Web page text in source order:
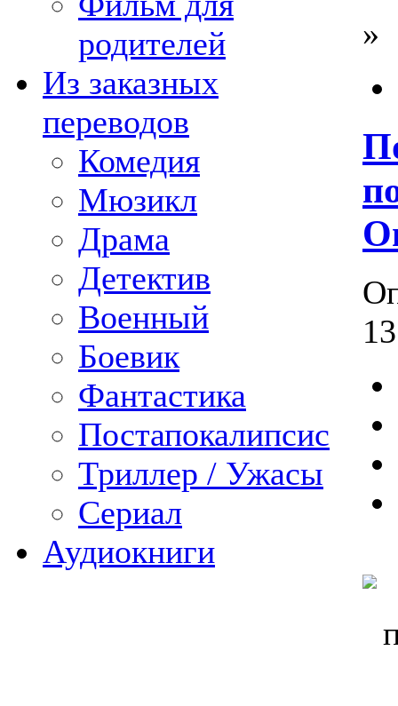
родителей
Из заказных
переводов
Комедия
Мюзикл
Драма
Детектив
Военный
Боевик
Фантастика
Постапокалипсис
Триллер / Ужасы
Сериал
Аудиокниги
»